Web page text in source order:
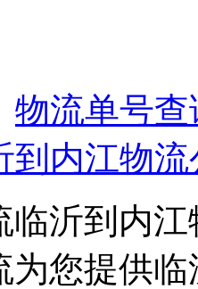
物流单号查
到内江物流
临沂到内
为您提供